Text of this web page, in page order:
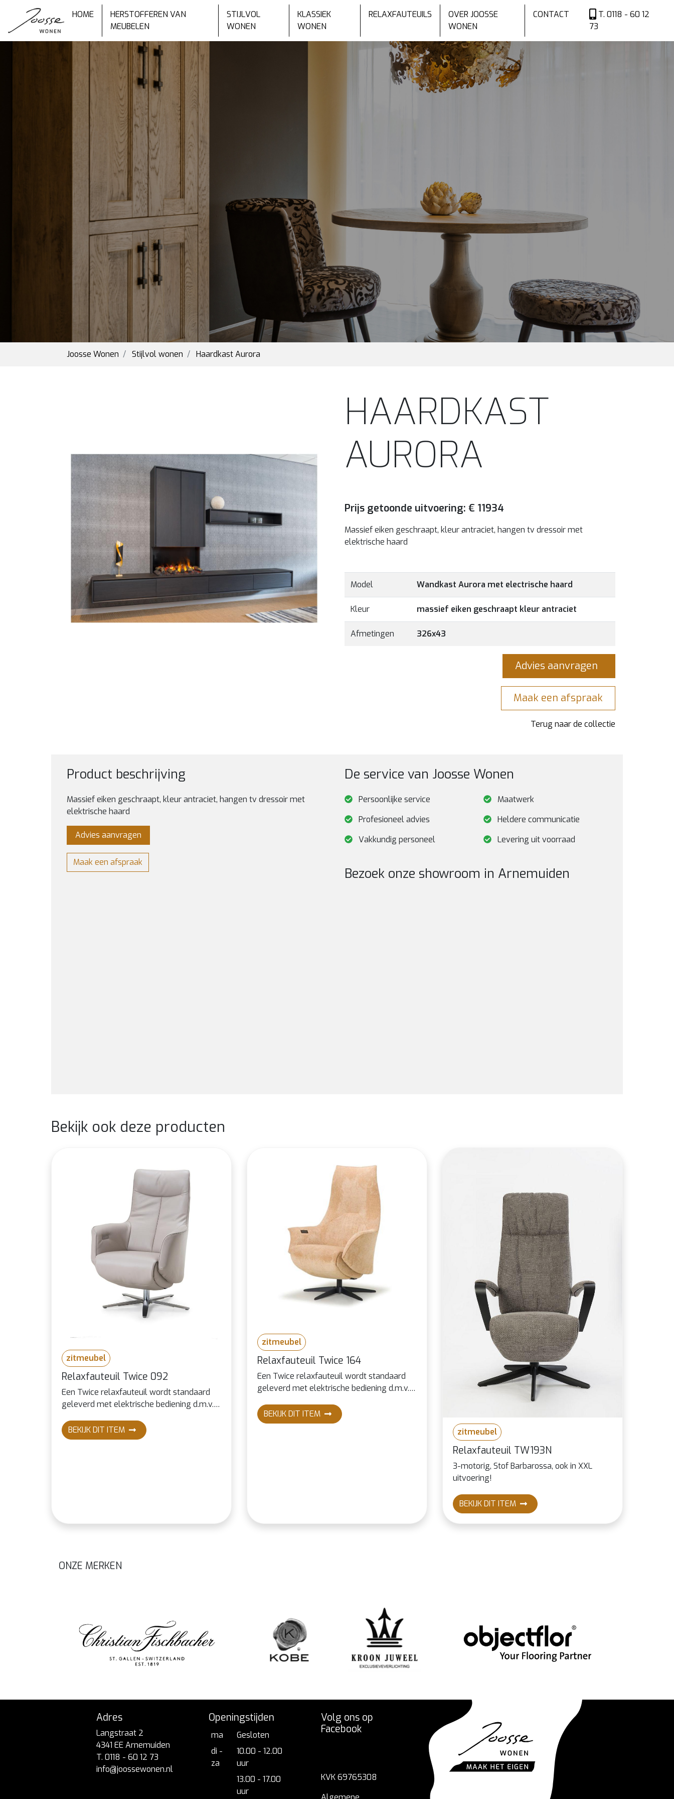
T. 0118 - 60 12
73
HOME
HERSTOFFEREN VAN
MEUBELEN
STIJLVOL
WONEN
KLASSIEK
WONEN
RELAXFAUTEUILS
OVER JOOSSE
WONEN
CONTACT
Joosse Wonen Stijlvol wonen Haardkast Aurora
HAARDKAST
AURORA
Prijs getoonde uitvoering: € 11934
Massief eiken geschraapt, kleur antraciet, hangen tv dressoir met
elektrische haard
Model Wandkast Aurora met electrische haard
Kleur massief eiken geschraapt kleur antraciet
Afmetingen 326x43
Maak een afspraak
Terug naar de collectie
Product beschrijving
Massief eiken geschraapt, kleur antraciet, hangen tv dressoir met
elektrische haard
Advies aanvragen
Maak een afspraak
De service van Joosse Wonen
Persoonlijke service
Profesioneel advies
Vakkundig personeel
Maatwerk
Heldere communicatie
Levering uit voorraad
Bezoek onze showroom in Arnemuiden
Bekijk ook deze producten
zitmeubel
Relaxfauteuil Twice 092
Een Twice relaxfauteuil wordt standaard
geleverd met elektrische bediening d.m.v.
voor de voetklep en één om de zitting en
voetklep in "hart-balans" stand te
BEKIJK DIT ITEM
zitmeubel
Relaxfauteuil Twice 164
Een Twice relaxfauteuil wordt standaard
geleverd met elektrische bediening d.m.v.
voor de voetklep en één om de zitting en
voetklep in “hart-balans” stand te
BEKIJK DIT ITEM
zitmeubel
Relaxfauteuil TW193N
3-motorig, Stof Barbarossa, ook in XXL
uitvoering!
BEKIJK DIT ITEM
ONZE MERKEN
Adres
Langstraat 2
4341 EE Arnemuiden
T. 0118 - 60 12 73
info@joossewonen.nl
Openingstijden
ma
Gesloten
di -
za
10.00 - 12.00
uur
13.00 - 17.00
uur
Volg ons op
Facebook
KVK 69765308